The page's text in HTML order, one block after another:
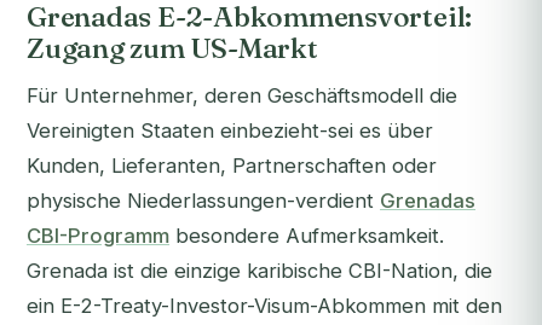
Grenadas E-2-Abkommensvorteil:
Zugang zum US-Markt
Für Unternehmer, deren Geschäftsmodell die
Vereinigten Staaten einbezieht-sei es über
Kunden, Lieferanten, Partnerschaften oder
physische Niederlassungen-verdient Grenadas
CBI-Programm besondere Aufmerksamkeit.
Grenada ist die einzige karibische CBI-Nation, die
ein E-2-Treaty-Investor-Visum-Abkommen mit den